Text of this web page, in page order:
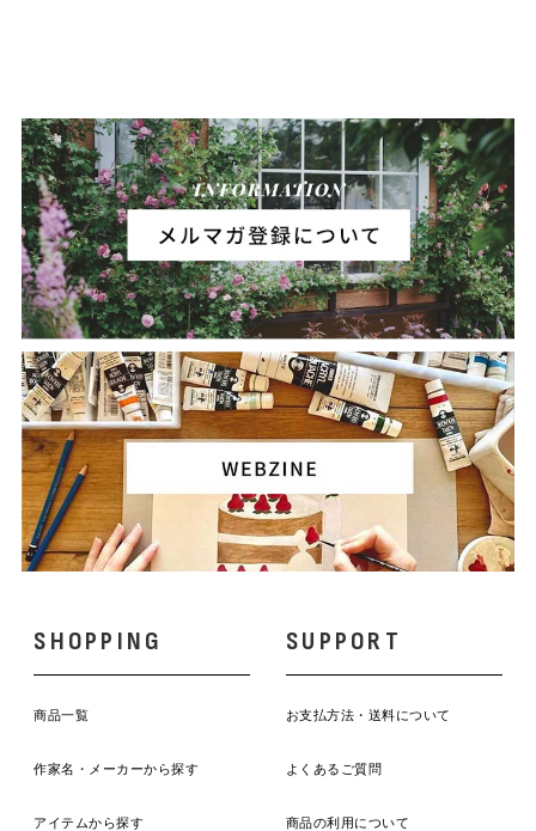
SHOPPING
商品一覧
作家名・メーカーから探す
アイテムから探す
SUPPORT
お支払方法・送料について
よくあるご質問
商品の利用について